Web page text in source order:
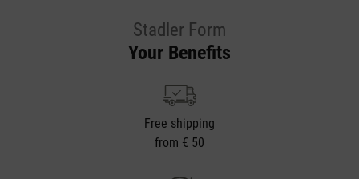
Stadler Form
Your Benefits
Free shipping
from € 50